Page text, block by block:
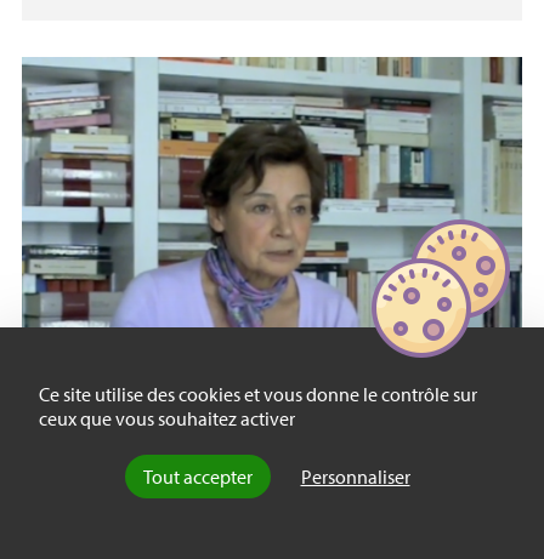
Ce site utilise des cookies et vous donne le contrôle sur
ceux que vous souhaitez activer
Tout accepter Personnaliser
Valoriser l’expérience au